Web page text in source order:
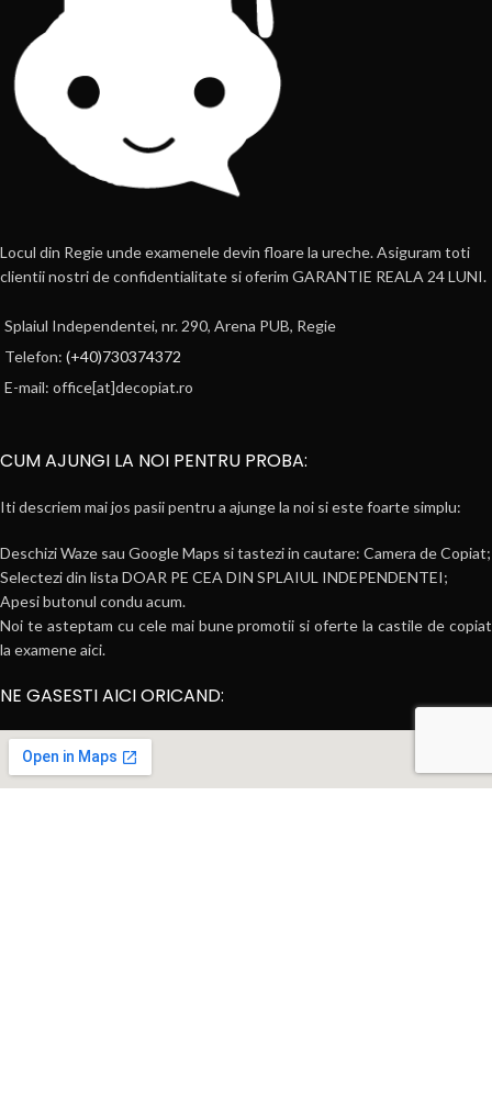
Locul din Regie unde examenele devin floare la ureche. Asiguram toti
clientii nostri de confidentialitate si oferim GARANTIE REALA 24 LUNI.
Splaiul Independentei, nr. 290, Arena PUB, Regie
Telefon: (+40)730374372
E-mail: office[at]decopiat.ro
CUM AJUNGI LA NOI PENTRU PROBA:
Iti descriem mai jos pasii pentru a ajunge la noi si este foarte simplu:
Deschizi Waze sau Google Maps si tastezi in cautare: Camera de Copiat;
Selectezi din lista DOAR PE CEA DIN SPLAIUL INDEPENDENTEI;
Apesi butonul condu acum.
Noi te asteptam cu cele mai bune promotii si oferte la castile de copiat
la examene aici.
NE GASESTI AICI ORICAND: